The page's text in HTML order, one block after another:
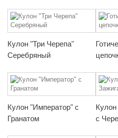
Кулон "Три Черепа"
Серебряный
Кулон "Император" с
Гранатом
с